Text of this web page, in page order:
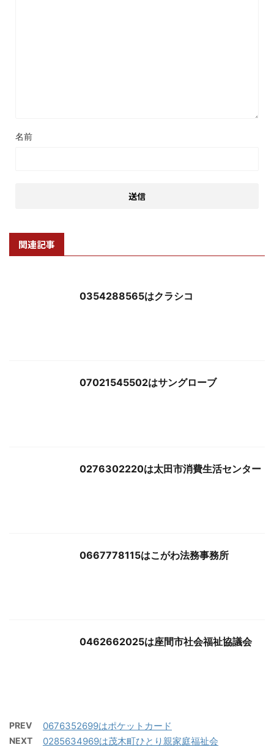
名前
関連記事
0354288565はクラシコ
07021545502はサングローブ
0276302220は太田市消費生活センター
0667778115はこがわ法務事務所
0462662025は座間市社会福祉協議会
PREV 0676352699はポケットカード
NEXT 0285634969は茂木町ひとり親家庭福祉会